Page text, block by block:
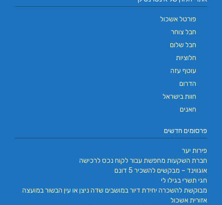
פורטל אשכול
חבל צוחר
חבל שלום
חלוציות
עוטף עזה
הדרום
חוות בישראל
חאנים
פרסומים חדשים
פירות יער
חברת השקעות מחפשת עבור לקוח נכס לרכישה
אוגווינד – מבקשים להשכיר 5 דונם
חגי תשרי בגילו לי
מבוקשת להשכרה יחידת דיור במושבים שדה ניצן או עין הבשור במועצה
אזורית אשכול